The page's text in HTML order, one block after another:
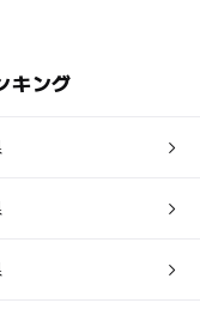
キング